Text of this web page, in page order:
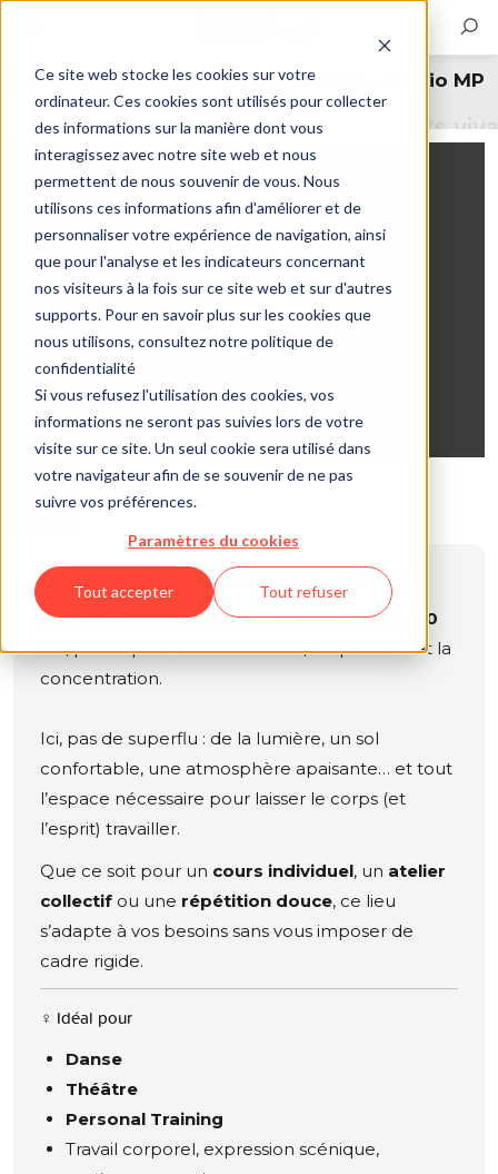
Ce site web stocke les cookies sur votre
ordinateur. Ces cookies sont utilisés pour collecter
des informations sur la manière dont vous
interagissez avec notre site web et nous
permettent de nous souvenir de vous. Nous
utilisons ces informations afin d'améliorer et de
personnaliser votre expérience de navigation, ainsi
que pour l'analyse et les indicateurs concernant
nos visiteurs à la fois sur ce site web et sur d'autres
supports. Pour en savoir plus sur les cookies que
nous utilisons, consultez notre politique de
confidentialité
Si vous refusez l'utilisation des cookies, vos
informations ne seront pas suivies lors de votre
visite sur ce site. Un seul cookie sera utilisé dans
votre navigateur afin de se souvenir de ne pas
suivre vos préférences.
Paramètres du cookies
Tout accepter Tout refuser
Salle de pratique 30m² à la journée - Studio MP
Villecresnes
✨ Un espace lumineux pour bouger, respirer, créer
Bienvenue dansun espace de pratique de 30
m², pensé pour le mouvement, l’expression et la
concentration.
Ici, pas de superflu : de la lumière, un sol
confortable, une atmosphère apaisante… et tout
l’espace nécessaire pour laisser le corps (et
l’esprit) travailler.
Que ce soit pour un cours individuel, un atelier
collectif ou une répétition douce, ce lieu
s’adapte à vos besoins sans vous imposer de
cadre rigide.
‍♀️ Idéal pour
Danse
Théâtre
Personal Training
Travail corporel, expression scénique,